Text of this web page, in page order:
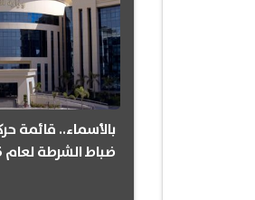
بالأسماء.. قائمة
ضباط الشرطة لعام 2026 (إنفوجراف)